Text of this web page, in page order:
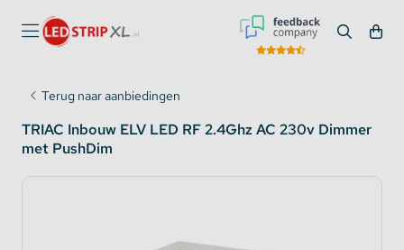
Terug naar aanbiedingen
TRIAC Inbouw ELV LED RF 2.4Ghz AC 230v Dimmer
met PushDim